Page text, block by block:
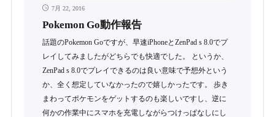
7月 22, 2016
Pokemon Go動作報告
話題のPokemon Goですが、早速iPhoneとZenPad s 8.0でプ
レイしてみましたがどちらでも快適でした。 というか、
ZenPad s 8.0でプレイできるのは良い意味で予想外という
か、全く想定していなかったので嬉しかったです。 歩き
まわってポケモンをゲットするのも楽しいですし、逆に
何かの作業中にスマホを充電しながらつけっぱなしにし